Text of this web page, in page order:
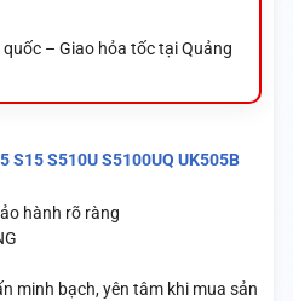
– Giao hỏa tốc tại Quảng
S15 S510U S5100UQ UK505B
hành rõ ràng
minh bạch, yên tâm khi mua sản